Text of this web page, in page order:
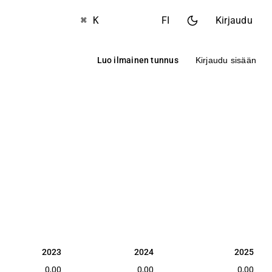
⌘ K FI Kirjaudu
Luo ilmainen tunnus Kirjaudu sisään
2023 2024 2025
2023 2024
2025
0,00 0,00
0,00